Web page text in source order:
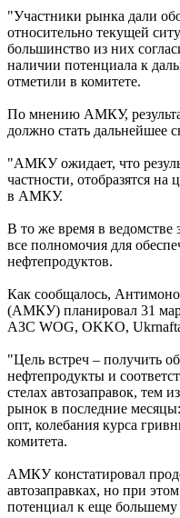
"Участники рынка дали
относительно текущей
большинство из них
наличии потенциала к
отметили в комитете.
По мнению АМКУ,
должно стать дальнейшее
"АМКУ ожидает, что
частности, отобразятся
в АМКУ.
В то же время в ведомстве
все полномочия для
нефтепродуктов.
Как сообщалось,
(АМКУ) планировал 31
АЗС WOG, OKKO,
"Цель встреч – получить
нефтепродукты и
стелах автозаправок, тем
рынок в последние
опт, колебания курса
комитета.
АМКУ констатировал
автозаправках, но при
потенциал к еще